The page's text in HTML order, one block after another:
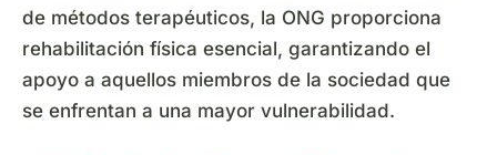
de métodos terapéuticos, la ONG proporciona
rehabilitación física esencial, garantizando el
apoyo a aquellos miembros de la sociedad que
se enfrentan a una mayor vulnerabilidad.